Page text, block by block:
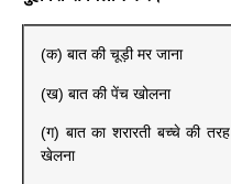
(क) बात की चूड़ी मर जाना
(ख) बात की पेंच खोलना
(ग) बात का शरारती बच्चे की तरह
खेलना